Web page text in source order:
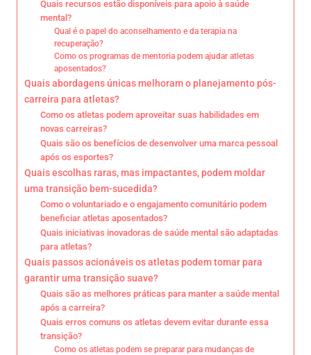
Quais recursos estão disponíveis para apoio à saúde
mental?
Qual é o papel do aconselhamento e da terapia na
recuperação?
Como os programas de mentoria podem ajudar atletas
aposentados?
Quais abordagens únicas melhoram o planejamento pós-
carreira para atletas?
Como os atletas podem aproveitar suas habilidades em
novas carreiras?
Quais são os benefícios de desenvolver uma marca pessoal
após os esportes?
Quais escolhas raras, mas impactantes, podem moldar
uma transição bem-sucedida?
Como o voluntariado e o engajamento comunitário podem
beneficiar atletas aposentados?
Quais iniciativas inovadoras de saúde mental são adaptadas
para atletas?
Quais passos acionáveis os atletas podem tomar para
garantir uma transição suave?
Quais são as melhores práticas para manter a saúde mental
após a carreira?
Quais erros comuns os atletas devem evitar durante essa
transição?
Como os atletas podem se preparar para mudanças de